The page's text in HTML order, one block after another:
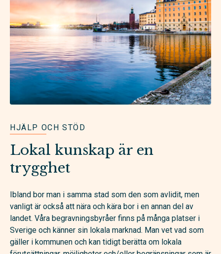
HJÄLP OCH STÖD
Lokal kunskap är en
trygghet
Ibland bor man i samma stad som den som avlidit, men
vanligt är också att nära och kära bor i en annan del av
landet. Våra begravningsbyråer finns på många platser i
Sverige och känner sin lokala marknad. Man vet vad som
gäller i kommunen och kan tidigt berätta om lokala